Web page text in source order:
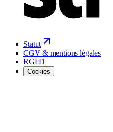
Statut
CGV & mentions légales
RGPD
Cookies